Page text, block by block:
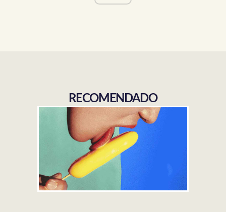
RECOMENDADO